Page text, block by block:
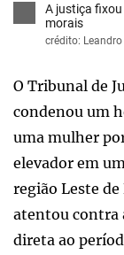
A justiça
morais
crédito:
O Tribunal de
condenou um
uma mulher
elevador em
região Leste
atentou contra
direta ao